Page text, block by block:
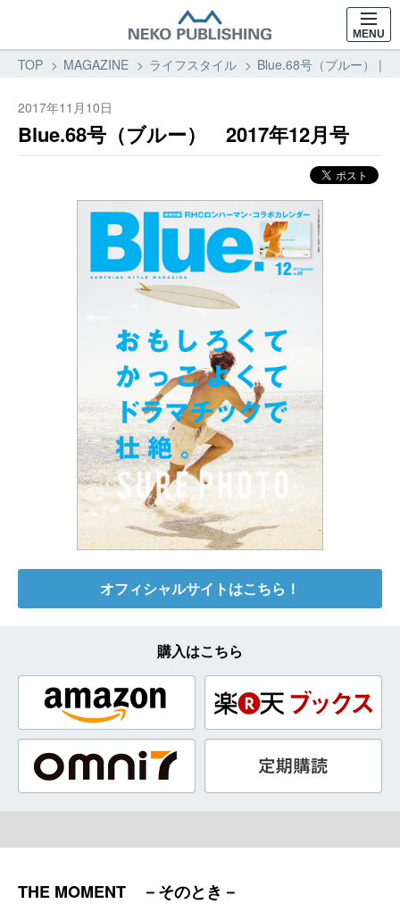
MENU
TOP MAGAZINE ライフスタイル Blue.68号（ブルー） |
2017年11月10日
Blue.68号（ブルー） 2017年12月号
オフィシャルサイトはこちら！
購入はこちら
THE MOMENT －そのとき－